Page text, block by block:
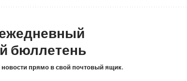
бюллетень
новости прямо в свой почтовый ящик.